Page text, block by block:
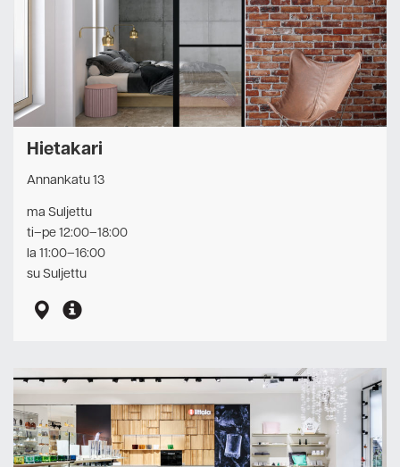
Hietakari
Annankatu 13
ma Suljettu
ti–pe 12:00–18:00
la 11:00–16:00
su Suljettu